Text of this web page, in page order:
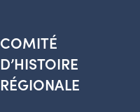
COMITÉ
D’HISTOIRE
RÉGIONALE